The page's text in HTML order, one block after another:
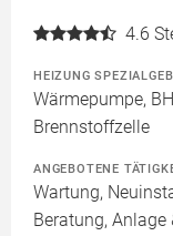
4.6
HEIZUNG
Wärmepumpe,
Brennstoffzelle
ANGEBOTENE
Wartung,
Beratung,